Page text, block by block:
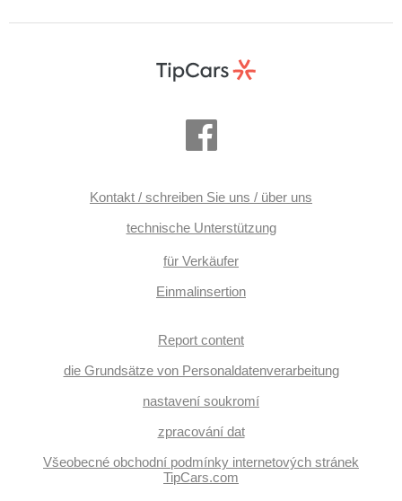
Kontakt / schreiben Sie uns / über uns
technische Unterstützung
für Verkäufer
Einmalinsertion
Report content
die Grundsätze von Personaldatenverarbeitung
nastavení soukromí
zpracování dat
Všeobecné obchodní podmínky internetových stránek
TipCars.com